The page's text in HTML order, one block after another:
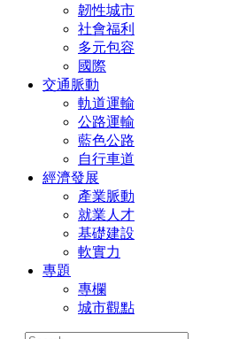
韌性城市
社會福利
多元包容
國際
交通脈動
軌道運輸
公路運輸
藍色公路
自行車道
經濟發展
產業脈動
就業人才
基礎建設
軟實力
專題
專欄
城市觀點